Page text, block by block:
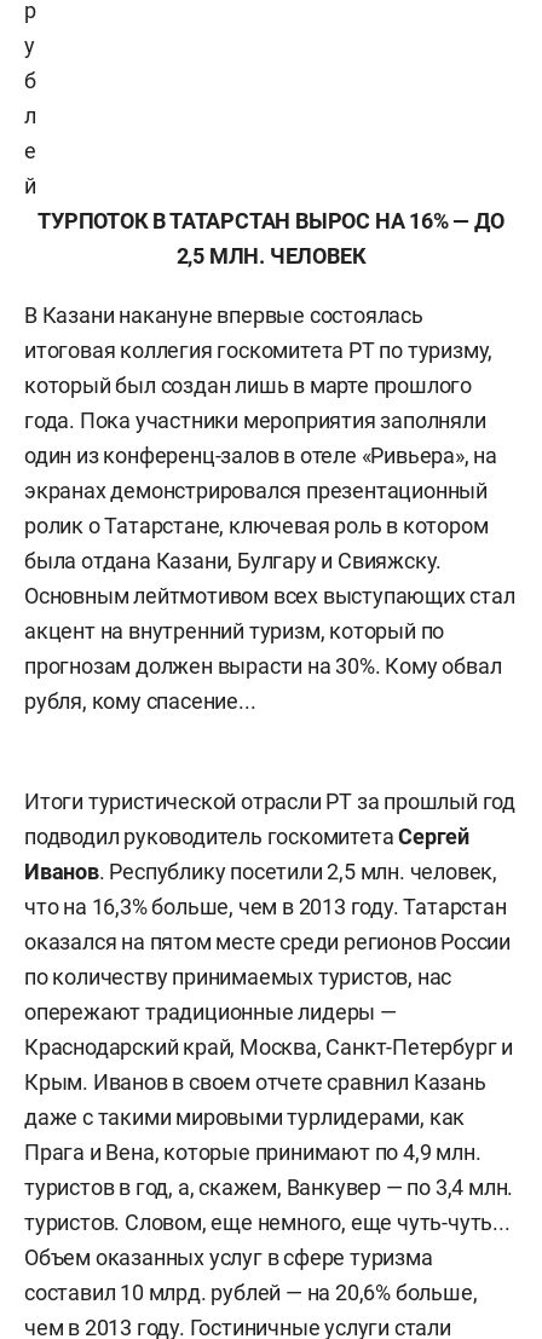
р
у
б
л
е
й
ТУРПОТОК В ТАТАРСТАН ВЫРОС НА 16% — ДО
2,5 МЛН. ЧЕЛОВЕК
В Казани накануне впервые состоялась
итоговая коллегия госкомитета РТ по туризму,
который был создан лишь в марте прошлого
года. Пока участники мероприятия заполняли
один из конференц-залов в отеле «Ривьера», на
экранах демонстрировался презентационный
ролик о Татарстане, ключевая роль в котором
была отдана Казани, Булгару и Свияжску.
Основным лейтмотивом всех выступающих стал
акцент на внутренний туризм, который по
прогнозам должен вырасти на 30%. Кому обвал
рубля, кому спасение...
Итоги туристической отрасли РТ за прошлый год
подводил руководитель госкомитетаСергей
Иванов. Республику посетили 2,5 млн. человек,
что на 16,3% больше, чем в 2013 году. Татарстан
оказался на пятом месте среди регионов России
по количеству принимаемых туристов, нас
опережают традиционные лидеры —
Краснодарский край, Москва, Санкт-Петербург и
Крым. Иванов в своем отчете сравнил Казань
даже с такими мировыми турлидерами, как
Прага и Вена, которые принимают по 4,9 млн.
туристов в год, а, скажем, Ванкувер — по 3,4 млн.
туристов. Словом, еще немного, еще чуть-чуть...
Объем оказанных услуг в сфере туризма
составил 10 млрд. рублей — на 20,6% больше,
чем в 2013 году. Гостиничные услуги стали